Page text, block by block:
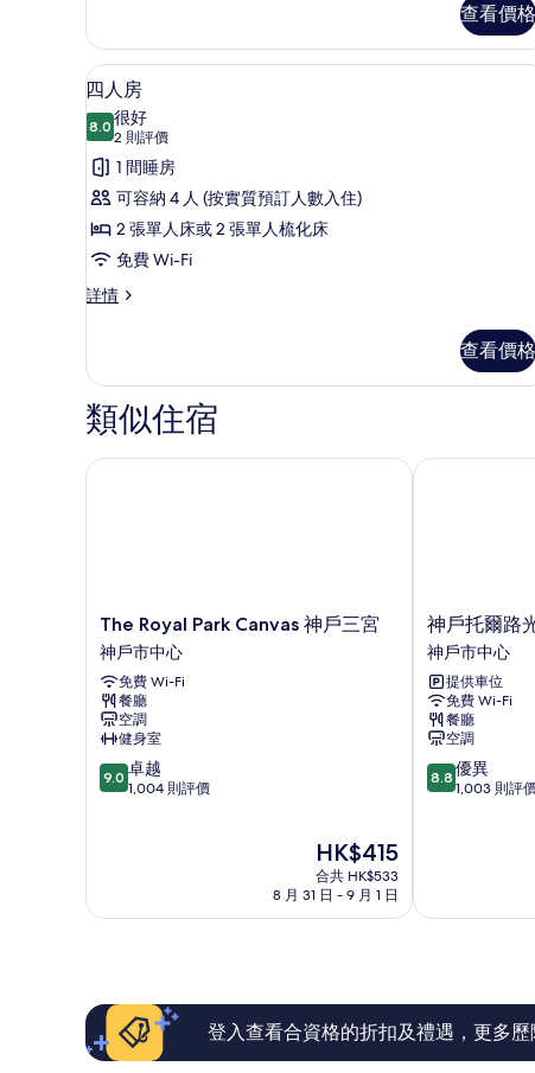
相
片
bed)
詳
情
查看價格
載
入
所
有
四
人
房
的
四人房 | 羽絨被、房內夾萬、書
8
四人房
8.08.0 分，滿分 10 分
很好
2 則評價
(2
則
評
價)
1 間睡房
可容納 4 人 (按實質預訂人數入住)
2 張單人床或 2 張單人梳化床
免費 Wi-Fi
詳情
四
情
查看價格
類似住宿
The
Royal
Park
Canvas
神
戶
三
宮
神
The Royal Park Canvas 神戶三宮
神戶市中心
免費 Wi-Fi
餐廳
空調
健身室
9.0
分
卓
評
價
篇
評
9.0 卓越
1,004 則評價
現
售
HK$415
HK$415
合共 HK$533
8 月 31 日 - 9 月 1 日
The Royal Park Canvas 神戶三宮
神
戶
托
爾
路
光
芒
酒
店
神戶托爾路
神戶市中心
提供車位
免費 Wi-Fi
餐廳
空調
8.8
分
優
評
價
篇
評
8.8 優異
1,003 則評
神戶托爾路光
登入查看合資格的折扣及禮遇，更多歷